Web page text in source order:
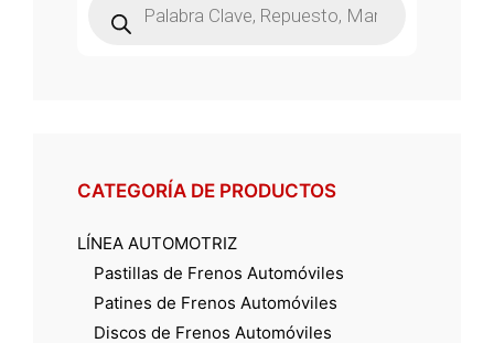
productos
CATEGORÍA DE PRODUCTOS
LÍNEA AUTOMOTRIZ
Pastillas de Frenos Automóviles
Patines de Frenos Automóviles
Discos de Frenos Automóviles